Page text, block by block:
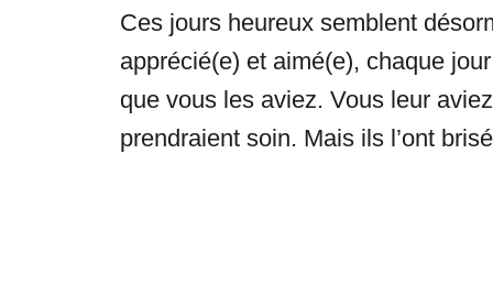
Ces jours heureux semblent
apprécié(e) et aimé(e), chaque
que vous les aviez. Vous leur
prendraient soin. Mais ils l’ont